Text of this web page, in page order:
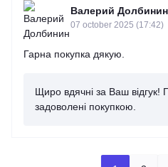
Валерий Долбинин
07 october 2025 (17:42)
Гарна покупка дякую.
Щиро вдячні за Ваш
задоволені покупкою.